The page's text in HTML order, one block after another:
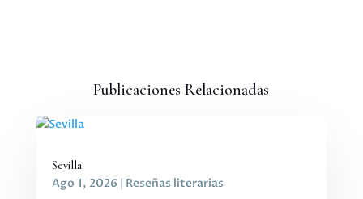
Publicaciones Relacionadas
Sevilla
Ago 1, 2026
Reseñas literarias